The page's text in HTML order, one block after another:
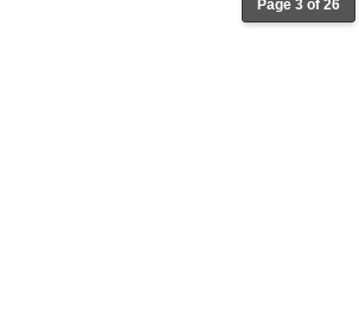
Page 3 of 26